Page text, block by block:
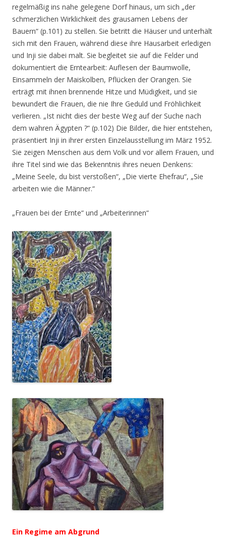
regelmäßig ins nahe gelegene Dorf hinaus, um sich „der
schmerzlichen Wirklichkeit des grausamen Lebens der
Bauern“ (p.101) zu stellen. Sie betritt die Häuser und unterhält
sich mit den Frauen, während diese ihre Hausarbeit erledigen
und Inji sie dabei malt. Sie begleitet sie auf die Felder und
dokumentiert die Erntearbeit: Auflesen der Baumwolle,
Einsammeln der Maiskolben, Pflücken der Orangen. Sie
erträgt mit ihnen brennende Hitze und Müdigkeit, und sie
bewundert die Frauen, die nie Ihre Geduld und Fröhlichkeit
verlieren. „Ist nicht dies der beste Weg auf der Suche nach
dem wahren Ägypten ?“ (p.102) Die Bilder, die hier entstehen,
präsentiert Inji in ihrer ersten Einzelausstellung im März 1952.
Sie zeigen Menschen aus dem Volk und vor allem Frauen, und
ihre Titel sind wie das Bekenntnis ihres neuen Denkens:
„Meine Seele, du bist verstoßen“, „Die vierte Ehefrau“, „Sie
arbeiten wie die Männer.“
„Frauen bei der Ernte“ und „Arbeiterinnen“
Ein Regime am Abgrund